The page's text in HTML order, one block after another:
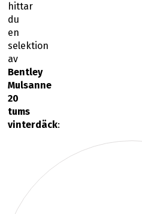
hittar
du
en
selektion
av
Bentley
Mulsanne
20
tums
vinterdäck: